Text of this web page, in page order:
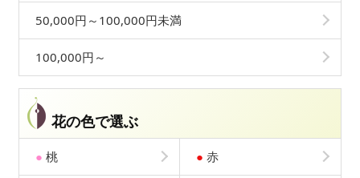
50,000円～100,000円未満
100,000円～
花の色で選ぶ
● 桃 ● 赤